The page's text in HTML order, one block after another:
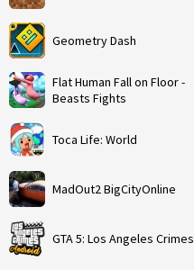
Geometry Dash
Flat Human Fall on Floor -
Beasts Fights
Toca Life: World
MadOut2 BigCityOnline
GTA 5: Los Angeles Crimes